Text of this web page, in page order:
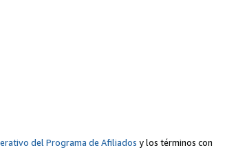
del Programa de Afiliados y los términos con